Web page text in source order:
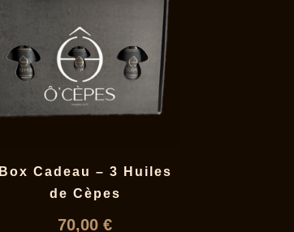
Box Cadeau – 3 Huiles
de Cèpes
70,00€